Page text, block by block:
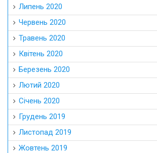
Липень 2020
Червень 2020
Травень 2020
Квітень 2020
Березень 2020
Лютий 2020
Січень 2020
Грудень 2019
Листопад 2019
Жовтень 2019